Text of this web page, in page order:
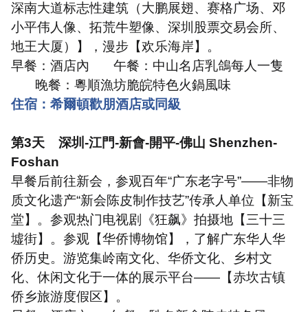
深南大道标志性建筑（大鹏展翅、赛格广场、邓
小平伟人像、拓荒牛塑像、深圳股票交易会所、
地王大厦）】，漫步【欢乐海岸】。
早餐：酒店內
午餐：中山名店乳鴿每人一隻
晚餐：粵順漁坊脆皖特色火鍋風味
住宿：希爾頓歡朋酒店或同級
第3天 深圳 -江門-新會-開平-佛山 Shenzhen-
Foshan
早餐后前往新会，参观百年“广东老字号”——非物
质文化遗产“新会陈皮制作技艺”传承人单位【新宝
堂】。参观热门电视剧《狂飙》拍摄地【三十三
墟街】。参观【华侨博物馆】，了解广东华人华
侨历史。游览集岭南文化、华侨文化、乡村文
化、休闲文化于一体的展示平台—— 【赤坎古镇
侨乡旅游度假区】。